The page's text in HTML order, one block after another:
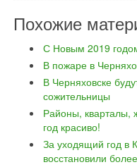
Похожие
С Новым 2019
В пожаре в
В Черняховске
сожительницы
Районы, кварталы,
год красиво!
За уходящий год в
восстановили